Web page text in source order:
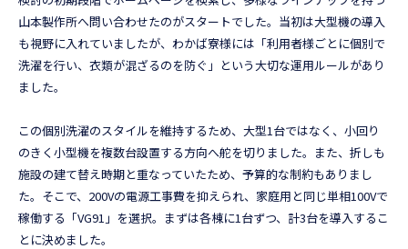
山本製作所へ問い合わせたのがスタートでした。当初は大型機の導入
も視野に入れていましたが、わかば寮様には「利用者様ごとに個別で
洗濯を行い、衣類が混ざるのを防ぐ」という大切な運用ルールがあり
ました。
この個別洗濯のスタイルを維持するため、大型1台ではなく、小回り
のきく小型機を複数台設置する方向へ舵を切りました。また、折しも
施設の建て替え時期と重なっていたため、予算的な制約もありまし
た。そこで、200Vの電源工事費を抑えられ、家庭用と同じ単相100Vで
稼働する「VG91」を選択。まずは各棟に1台ずつ、計3台を導入するこ
とに決めました。